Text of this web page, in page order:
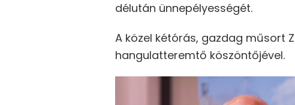
délután ünnepélyességét.
A közel kétórás, gazdag műsort
hangulatteremtő köszöntőjével.